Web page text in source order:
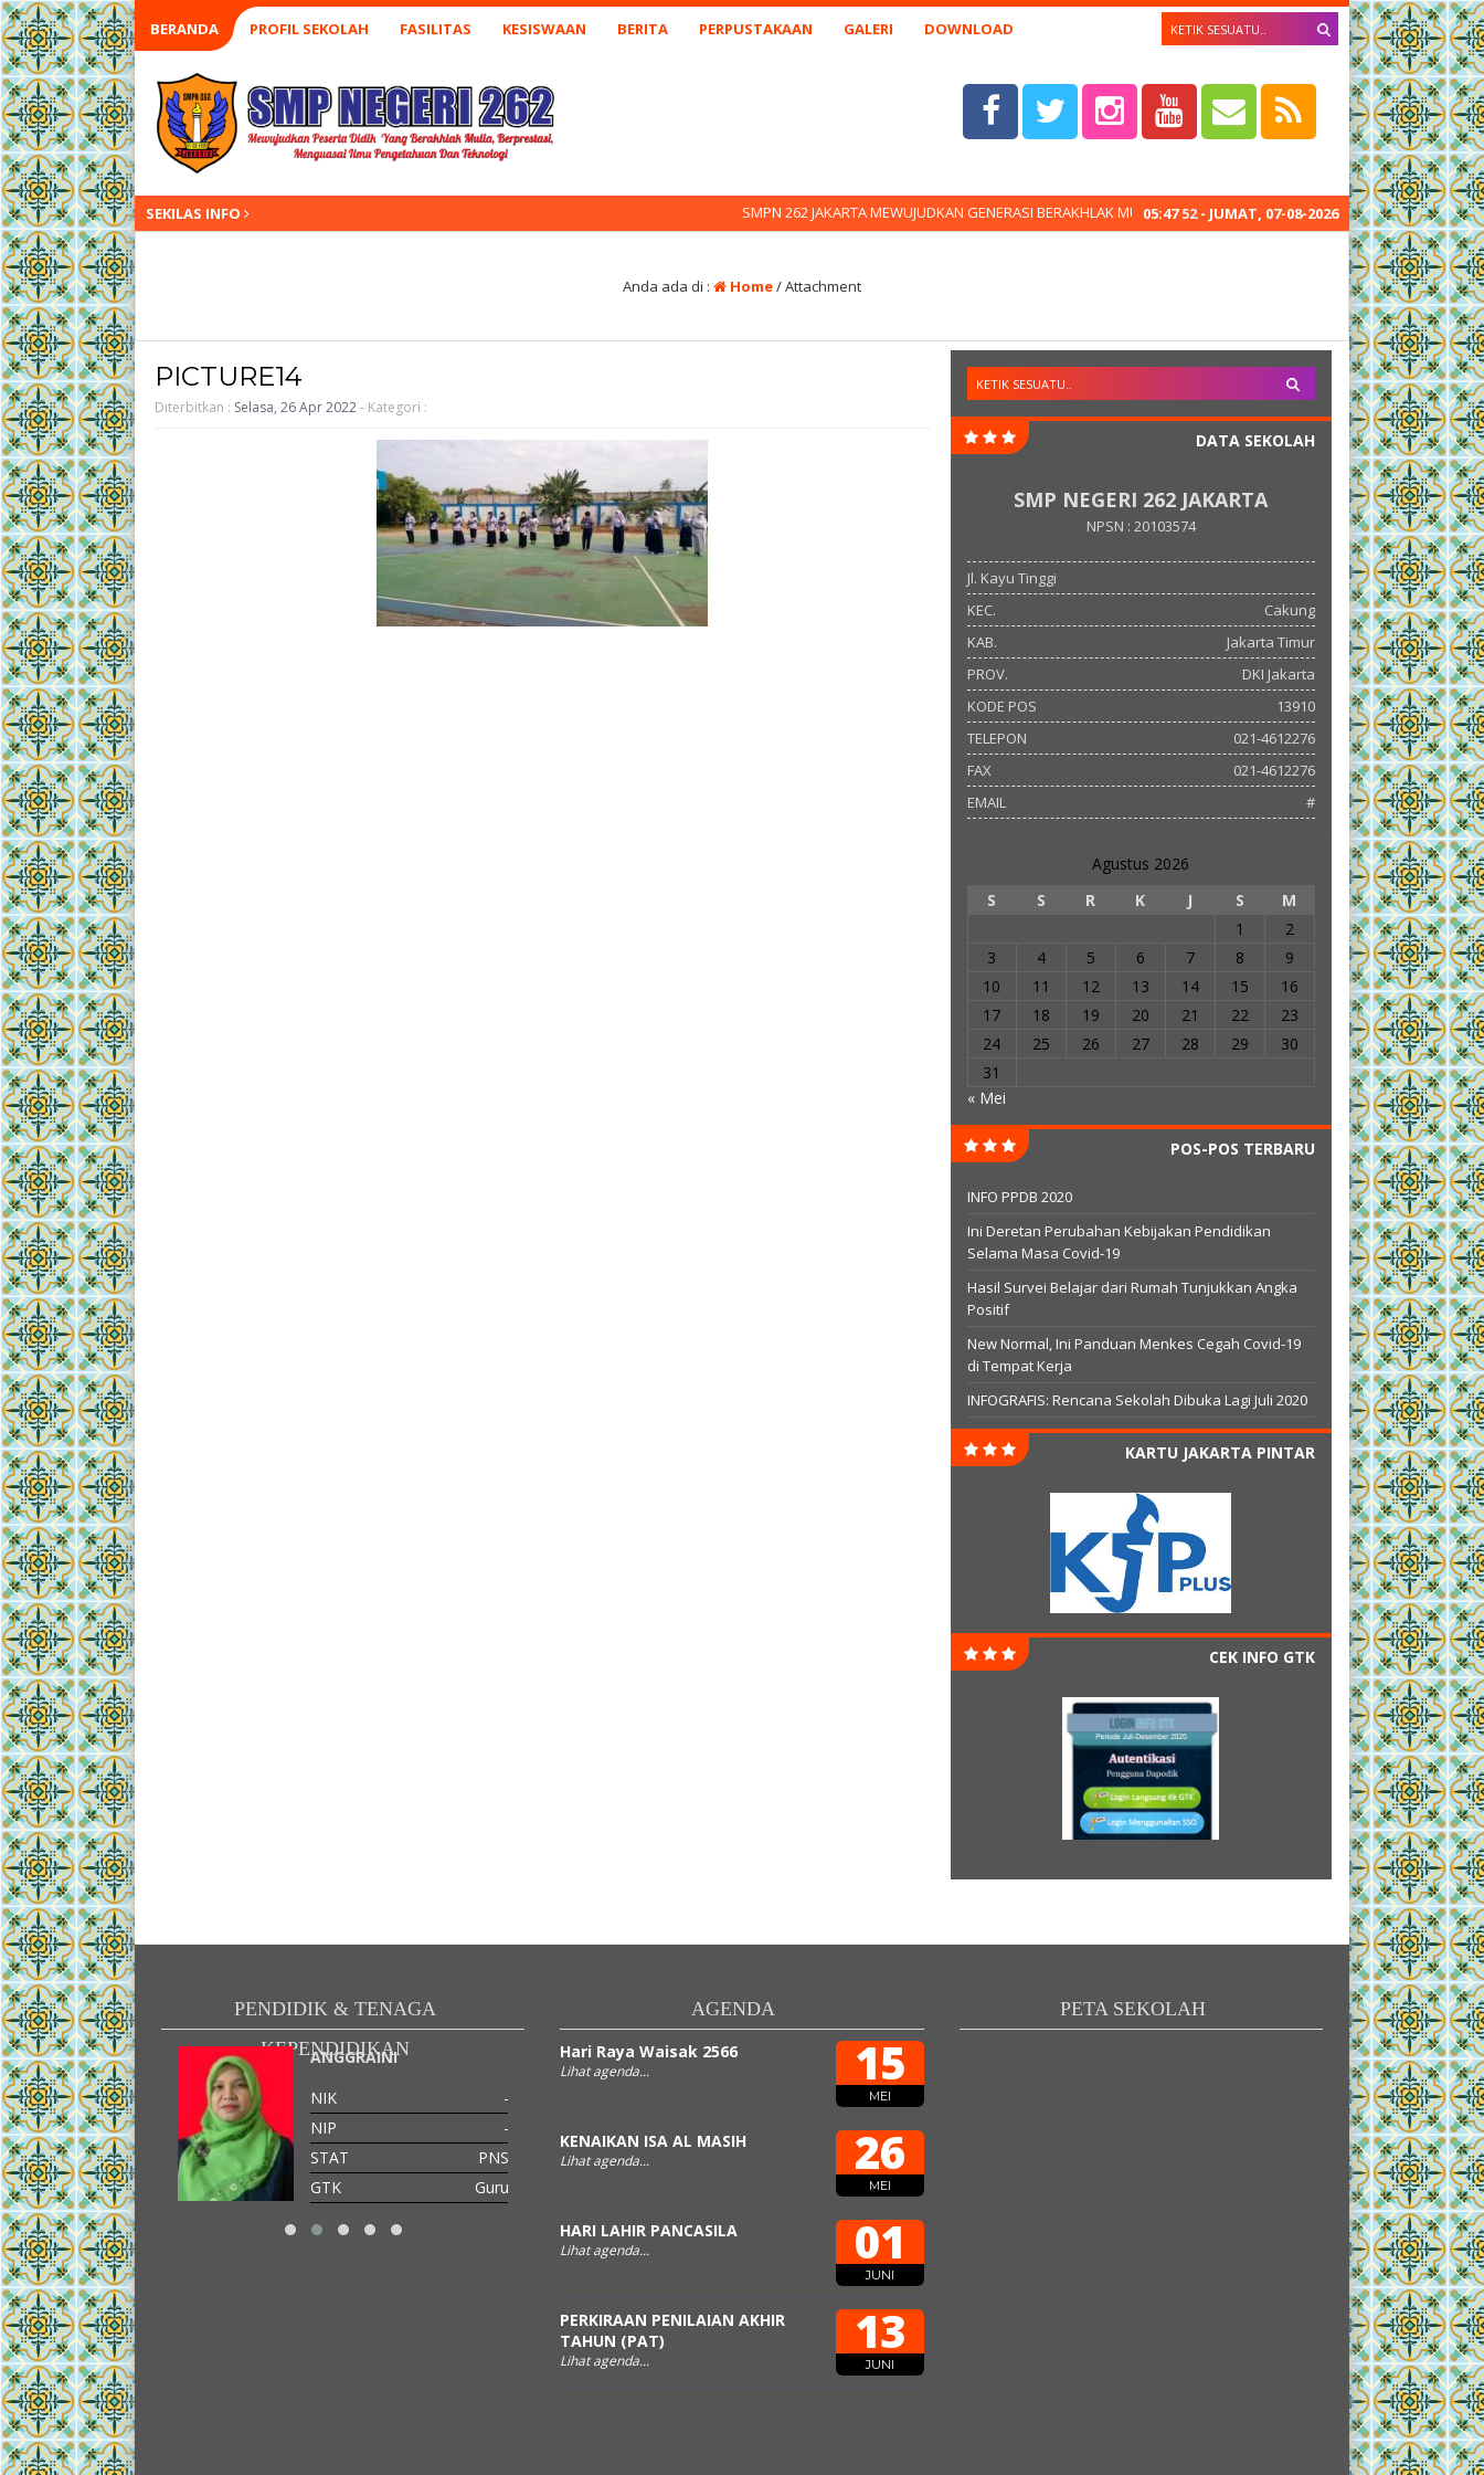
BERANDA PROFIL SEKOLAH FASILITAS KESISWAAN BERITA PERPUSTAKAAN GALERI DOWNLOAD
SEKILAS INFO 05:47 53- JUMAT, 07-08-2026
SMPN 262 JAKARTA MEWUJUDKAN GENERASI BERAKHLAK MULIA, CERDAS, DAN DEMOKRATIS MENGAKAR PADA
Anda ada di : Home/ Attachment
PICTURE14
Diterbitkan : Selasa, 26 Apr 2022- Kategori :
DATA SEKOLAH
SMP NEGERI 262 JAKARTA
NPSN : 20103574
Jl. Kayu Tinggi
KEC.
Cakung
KAB.
Jakarta Timur
PROV.
DKI Jakarta
KODE POS
13910
TELEPON
021-4612276
FAX
021-4612276
EMAIL
#
Agustus 2026
S
S R K J S
M
1
2
3
4 5 6 7 8
9
10
11 12 13 14 15
16
17
18 19 20 21 22
23
24
25 26 27 28 29
30
31
« Mei
POS-POS TERBARU
INFO PPDB 2020
Ini Deretan Perubahan Kebijakan Pendidikan
Selama Masa Covid-19
Hasil Survei Belajar dari Rumah Tunjukkan Angka
Positif
New Normal, Ini Panduan Menkes Cegah Covid-19
di Tempat Kerja
INFOGRAFIS: Rencana Sekolah Dibuka Lagi Juli 2020
KARTU JAKARTA PINTAR
CEK INFO GTK
PENDIDIK & TENAGA
KEPENDIDIKAN
PNS
ANGGRAINI
NIK
-
NIP
-
STAT
PNS
GTK
Guru
SRI SETIAWATI
-
Guru
BOY PERMANA
NIK
NIP
STAT
GTK
AGENDA
15
MEI
Hari Raya Waisak 2566
Lihat agenda...
26
MEI
KENAIKAN ISA AL MASIH
Lihat agenda...
01
JUNI
HARI LAHIR PANCASILA
Lihat agenda...
13
JUNI
PERKIRAAN PENILAIAN AKHIR
TAHUN (PAT)
Lihat agenda...
PETA SEKOLAH